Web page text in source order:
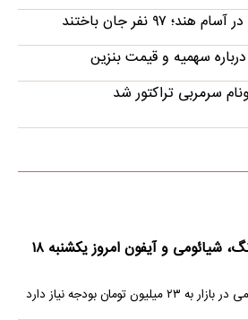
۹۷ نفر جان باختند
سهمیه و قیمت بنزین
سرمربی تراکتور شد
قیمت گوشی سامسونگ، شیائومی و آیفون امروز یکشنبه ۱۸
بودجه نیاز دارد